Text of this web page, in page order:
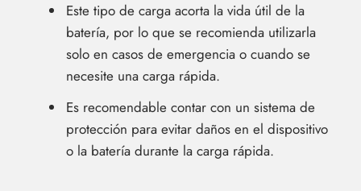
Este tipo de carga acorta la vida útil de la
batería, por lo que se recomienda utilizarla
solo en casos de emergencia o cuando se
necesite una carga rápida.
Es recomendable contar con un sistema de
protección para evitar daños en el dispositivo
o la batería durante la carga rápida.